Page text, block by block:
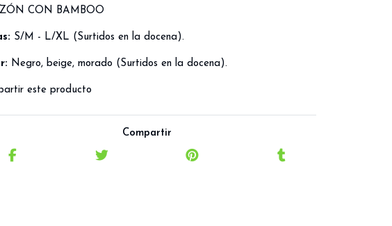
CON BAMBOO
S/M - L/XL (Surtidos en la docena).
Negro, beige, morado (Surtidos en la docena).
este producto
Compartir